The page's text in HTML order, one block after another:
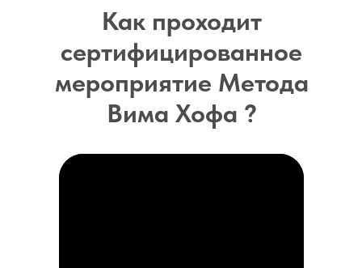
Как проходит
сертифицированное
мероприятие Метода
Вима Хофа ?